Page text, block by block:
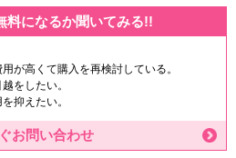
料になるか聞いてみる!!
が高くて購入を再検討している。
をしたい。
抑えたい。
お問い合わせ